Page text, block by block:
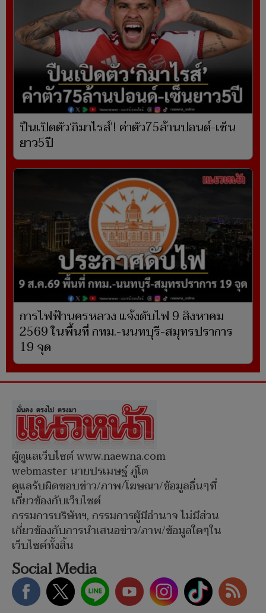
ปืนเปิดตัว‘กิมาไรส์’! ค่าตัว75ล้านปอนด์-เซ็น
ยาว5ปี
การไฟฟ้านครหลวง แจ้งดับไฟ 9 สิงหาคม
2569 ในพื้นที่ กทม.-นนทบุรี-สมุทรปราการ
19 จุด
ผู้ดูแลเว็บไซต์ www.naewna.com
webmaster นายปรเมษฐ์ ภู่โต
ดูแลรับผิดชอบข่าว/ภาพ/โฆษณา/ข้อมูลอื่นๆที่
เกี่ยวข้องกับเว็บไซต์
กรรมการบริษัทฯ, กรรมการผู้มีอำนาจ ไม่มีส่วน
เกี่ยวข้องกับการนำเสนอข่าว/ภาพ/ข้อมูลใดๆใน
เว็บไซต์ทั้งสิ้น
Social Media